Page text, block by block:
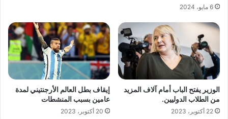
6 مايو، 2024
الوزير يفتح الباب أمام آلاف المزيد
من الطلاب الدوليين.
22 أكتوبر، 2023
إيقاف بطل العالم الأرجنتيني لمدة
عامين بسبب المنشطات
20 أكتوبر، 2023